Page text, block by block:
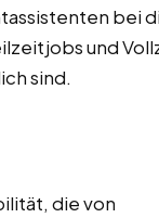
bei
und
sind.
die von